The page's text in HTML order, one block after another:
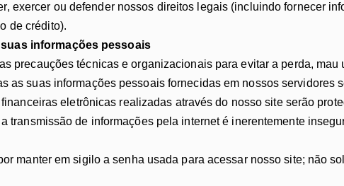
exercer ou defender nossos direitos legais (incluindo fornecer
de crédito).
informações pessoais
precauções técnicas e organizacionais para evitar a perda,
as suas informações pessoais fornecidas em nossos servidores
eletrônicas realizadas através do nosso site serão
transmissão de informações pela internet é inerentemente
manter em sigilo a senha usada para acessar nosso site; não